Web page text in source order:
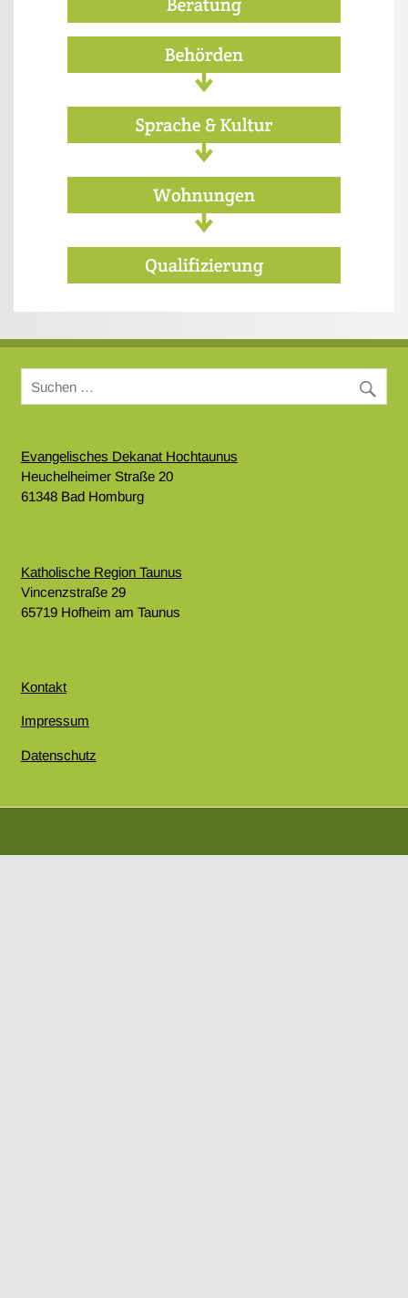
Evangelisches Dekanat Hochtaunus
Heuchelheimer Straße 20
61348 Bad Homburg
Katholische Region Taunus
Vincenzstraße 29
65719 Hofheim am Taunus
Kontakt
Impressum
Datenschutz